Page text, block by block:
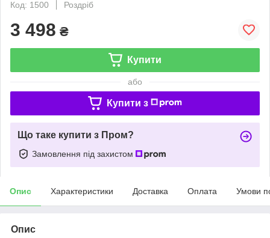
Код: 1500
Роздріб
3 498 ₴
Купити
або
Купити з
Що таке купити з Пром?
Замовлення під захистом
Опис Характеристики Доставка Оплата Умови
Опис